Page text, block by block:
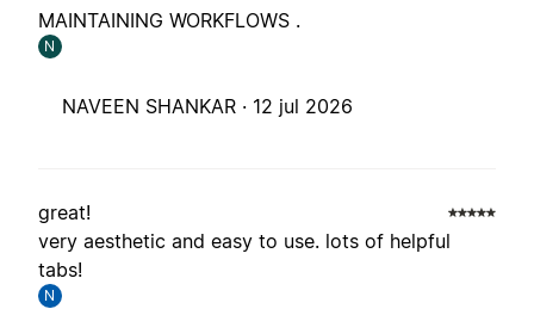
MAINTAINING WORKFLOWS .
N
NAVEEN SHANKAR · 12 jul 2026
great!
very aesthetic and easy to use. lots of helpful
tabs!
N